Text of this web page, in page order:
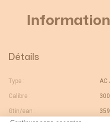
Détails
Type : AC
Calibre : 300
Gtin/ean :